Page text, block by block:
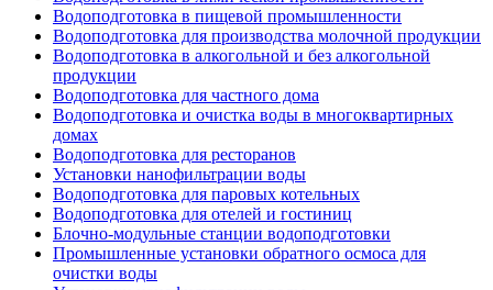
Водоподготовка в пищевой промышленности
Водоподготовка для производства молочной продукции
Водоподготовка в алкогольной и без алкогольной
продукции
Водоподготовка для частного дома
Водоподготовка и очистка воды в многоквартирных
домах
Водоподготовка для ресторанов
Установки нанофильтрации воды
Водоподготовка для паровых котельных
Водоподготовка для отелей и гостиниц
Блочно-модульные станции водоподготовки
Промышленные установки обратного осмоса для
очистки воды